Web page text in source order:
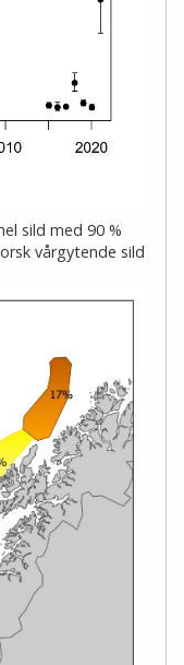
sild med 90 %
vårgytende sild